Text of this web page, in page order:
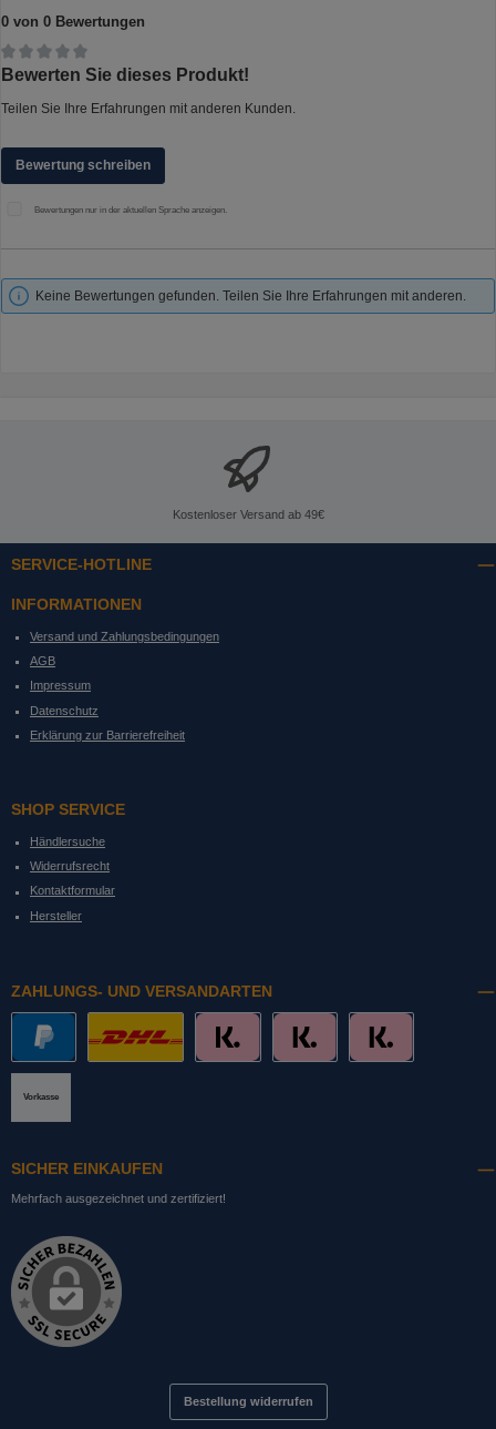
0 von 0 Bewertungen
Durchschnittliche Bewertung von 0 von 5 Sternen
Bewerten Sie dieses Produkt!
Teilen Sie Ihre Erfahrungen mit anderen Kunden.
Bewertung schreiben
Bewertungen nur in der aktuellen Sprache anzeigen.
Keine Bewertungen gefunden. Teilen Sie Ihre Erfahrungen mit anderen.
Kostenloser Versand ab 49€
SERVICE-HOTLINE
INFORMATIONEN
Versand und Zahlungsbedingungen
AGB
Impressum
Datenschutz
Erklärung zur Barrierefreiheit
SHOP SERVICE
Händlersuche
Widerrufsrecht
Kontaktformular
Hersteller
ZAHLUNGS- UND VERSANDARTEN
Vorkasse
SICHER EINKAUFEN
Mehrfach ausgezeichnet und zertifiziert!
Bestellung widerrufen